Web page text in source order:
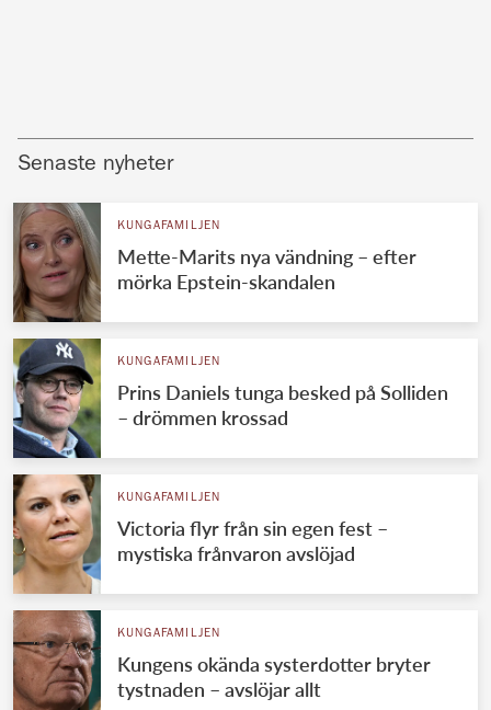
Senaste nyheter
KUNGAFAMILJEN
Mette-Marits nya vändning – efter
mörka Epstein-skandalen
KUNGAFAMILJEN
Prins Daniels tunga besked på Solliden
– drömmen krossad
KUNGAFAMILJEN
Victoria flyr från sin egen fest –
mystiska frånvaron avslöjad
KUNGAFAMILJEN
Kungens okända systerdotter bryter
tystnaden – avslöjar allt